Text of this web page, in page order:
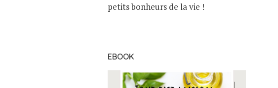
petits bonheurs de la vie !
EBOOK